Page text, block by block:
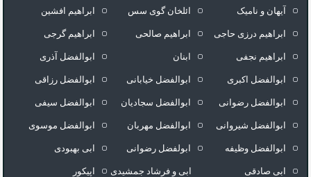
آیهان و نامیک ائلخان گوی سس ابراهیم افشین
ابراهیم درزی حاجی ابراهیم صالحی ابراهیم گرجی
ابراهیم نجفی ابنان ابوالفضل آذری
ابوالفضل اکبری ابوالفضل خیابانی ابوالفضل رزاقی
ابوالفضل رضوانی ابوالفضل سجادیان ابوالفضل سیفی
ابوالفضل شیروانی ابوالفضل مهربان ابوالفضل موسوی
ابوالفضل وظیفه ابولفضل رضوانی ابی بهبودی
ابی صادقی ابی و فرشاد جمشیدی اپیکور